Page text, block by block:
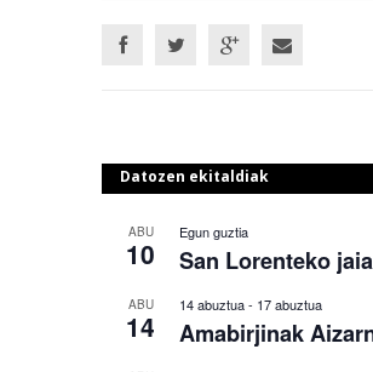
Datozen ekitaldiak
ABU
10
Egun guztia
San Lorenteko
ABU
14
14 abuztua- 17 abuztua
Amabirjinak